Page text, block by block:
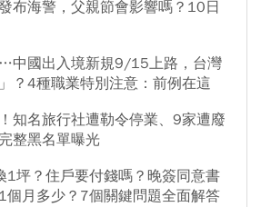
布海警，父親節會影響嗎？10日
中國出入境新規9/15上路，台灣
？4種職業特別注意：前例在這
知名旅行社遭勒令停業、9家遭廢
整黑名單曝光
1坪？住戶要付錢嗎？晚簽同意書
個月多少？7個關鍵問題全面解答